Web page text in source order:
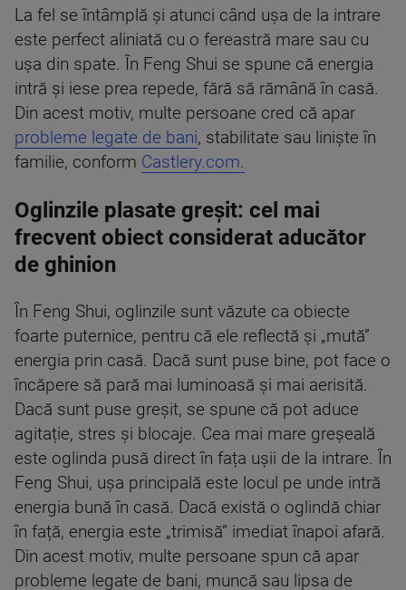
La fel se întâmplă și atunci când ușa de la intrare
este perfect aliniată cu o fereastră mare sau cu
ușa din spate. În Feng Shui se spune că energia
intră și iese prea repede, fără să rămână în casă.
Din acest motiv, multe persoane cred că apar
probleme legate de bani, stabilitate sau liniște în
familie, conform Castlery.com.
Oglinzile plasate greșit: cel mai
frecvent obiect considerat aducător
de ghinion
În Feng Shui, oglinzile sunt văzute ca obiecte
foarte puternice, pentru că ele reflectă și „mută”
energia prin casă. Dacă sunt puse bine, pot face o
încăpere să pară mai luminoasă și mai aerisită.
Dacă sunt puse greșit, se spune că pot aduce
agitație, stres și blocaje. Cea mai mare greșeală
este oglinda pusă direct în fața ușii de la intrare. În
Feng Shui, ușa principală este locul pe unde intră
energia bună în casă. Dacă există o oglindă chiar
în față, energia este „trimisă” imediat înapoi afară.
Din acest motiv, multe persoane spun că apar
probleme legate de bani, muncă sau lipsa de